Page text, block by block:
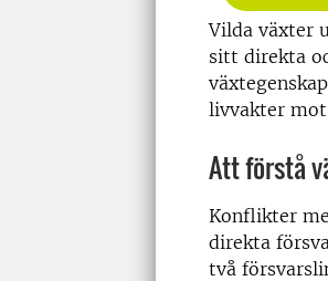
Vilda växter
sitt direkta
livvakter
Att förstå
Konflikter
direkta
två